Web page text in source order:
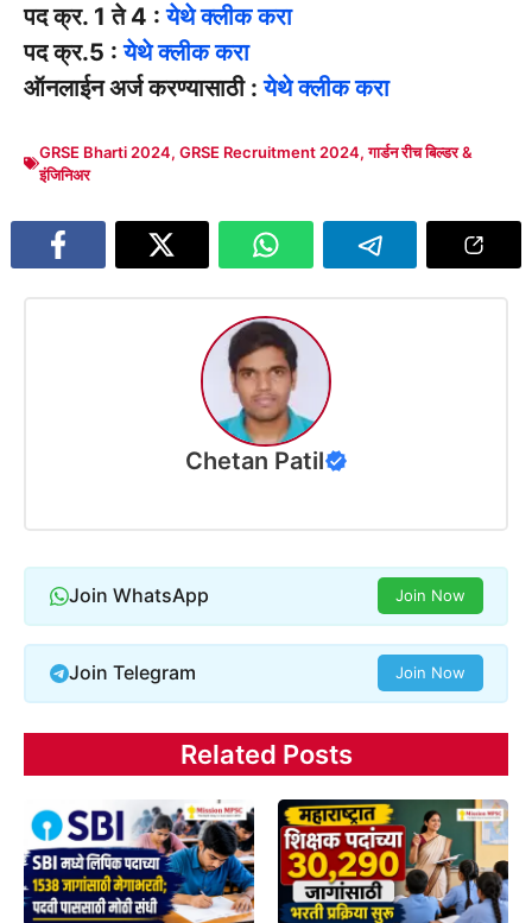
पद क्र. 1 ते 4 :येथे क्लीक करा
पद क्र.5 :येथे क्लीक करा
ऑनलाईन अर्ज करण्यासाठी :येथे क्लीक करा
GRSE Bharti 2024, GRSE Recruitment 2024,गार्डन रीच बिल्डर &
इंजिनिअर
Chetan Patil
Join WhatsApp Join Now
Join Telegram Join Now
Related Posts